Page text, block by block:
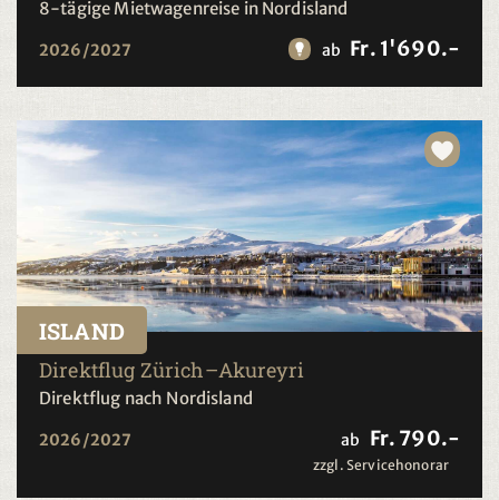
8-tägige Mietwagenreise in Nordisland
2026/2027 ab Fr. 1'690.-
ISLAND
Direktflug Zürich–Akureyri
Direktflug nach Nordisland
2026/2027 ab Fr. 790.-
zzgl. Servicehonorar